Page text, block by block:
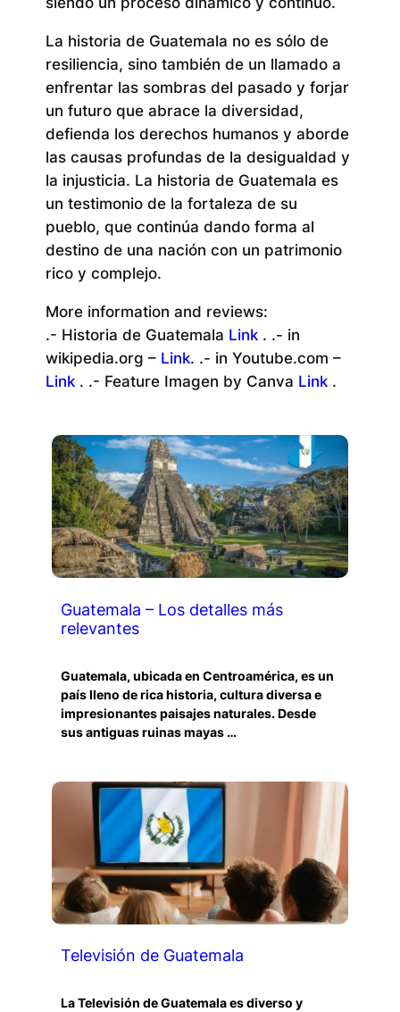
La historia de Guatemala no es sólo de
resiliencia, sino también de un llamado a
enfrentar las sombras del pasado y forjar
un futuro que abrace la diversidad,
defienda los derechos humanos y aborde
las causas profundas de la desigualdad y
la injusticia. La historia de Guatemala es
un testimonio de la fortaleza de su
pueblo, que continúa dando forma al
destino de una nación con un patrimonio
rico y complejo.
More information and reviews:
.- Historia de Guatemala Link . .- in
wikipedia.org –Link. .- in Youtube.com –
Link . .- Feature Imagen by Canva Link .
Guatemala – Los detalles más
relevantes
Guatemala, ubicada en Centroamérica, es un
país lleno de rica historia, cultura diversa e
impresionantes paisajes naturales. Desde
sus antiguas ruinas mayas …
Televisión de Guatemala
La Televisión de Guatemala es diverso y